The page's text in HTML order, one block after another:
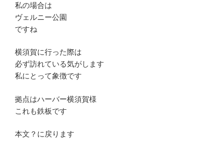
私の場合は
ヴェルニー公園
ですね
横須賀に行った際は
必ず訪れている気がします
私にとって象徴です
拠点はハーバー横須賀様
これも鉄板です
本文？に戻ります